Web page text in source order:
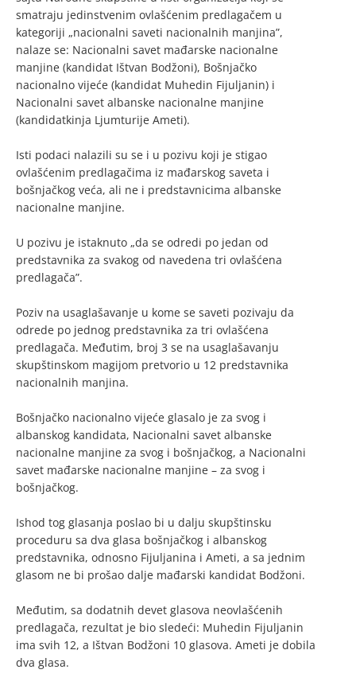
smatraju jedinstvenim ovlašćenim predlagačem u
kategoriji „nacionalni saveti nacionalnih manjina”,
nalaze se: Nacionalni savet mađarske nacionalne
manjine (kandidat Ištvan Bodžoni), Bošnjačko
nacionalno vijeće (kandidat Muhedin Fijuljanin) i
Nacionalni savet albanske nacionalne manjine
(kandidatkinja Ljumturije Ameti).
Isti podaci nalazili su se i u pozivu koji je stigao
ovlašćenim predlagačima iz mađarskog saveta i
bošnjačkog veća, ali ne i predstavnicima albanske
nacionalne manjine.
U pozivu je istaknuto „da se odredi po jedan od
predstavnika za svakog od navedena tri ovlašćena
predlagača”.
Poziv na usaglašavanje u kome se saveti pozivaju da
odrede po jednog predstavnika za tri ovlašćena
predlagača. Međutim, broj 3 se na usaglašavanju
skupštinskom magijom pretvorio u 12 predstavnika
nacionalnih manjina.
Bošnjačko nacionalno vijeće glasalo je za svog i
albanskog kandidata, Nacionalni savet albanske
nacionalne manjine za svog i bošnjačkog, a Nacionalni
savet mađarske nacionalne manjine – za svog i
bošnjačkog.
Ishod tog glasanja poslao bi u dalju skupštinsku
proceduru sa dva glasa bošnjačkog i albanskog
predstavnika, odnosno Fijuljanina i Ameti, a sa jednim
glasom ne bi prošao dalje mađarski kandidat Bodžoni.
Međutim, sa dodatnih devet glasova neovlašćenih
predlagača, rezultat je bio sledeći: Muhedin Fijuljanin
ima svih 12, a Ištvan Bodžoni 10 glasova. Ameti je dobila
dva glasa.